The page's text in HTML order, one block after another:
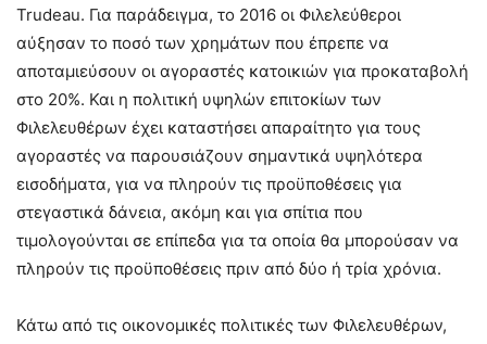
Trudeau. Για παράδειγμα, το 2016 οι Φιλελεύθεροι
αύξησαν το ποσό των χρημάτων που έπρεπε να
αποταμιεύσουν οι αγοραστές κατοικιών για προκαταβολή
στο 20%. Και η πολιτική υψηλών επιτοκίων των
Φιλελευθέρων έχει καταστήσει απαραίτητο για τους
αγοραστές να παρουσιάζουν σημαντικά υψηλότερα
εισοδήματα, για να πληρούν τις προϋποθέσεις για
στεγαστικά δάνεια, ακόμη και για σπίτια που
τιμολογούνται σε επίπεδα για τα οποία θα μπορούσαν να
πληρούν τις προϋποθέσεις πριν από δύο ή τρία χρόνια.
Κάτω από τις οικονομικές πολιτικές των Φιλελευθέρων,